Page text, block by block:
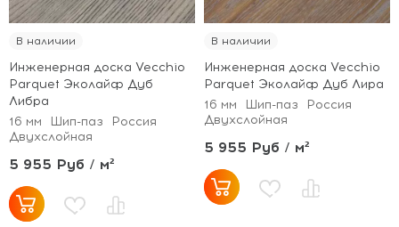
В наличии
Инженерная доска Vecchio
Parquet Эколайф Дуб
Либра
16 мм
Шип-паз
Россия
Двухслойная
5 955 Руб / м²
В наличии
Инженерная доска Vecchio
Parquet Эколайф Дуб Лира
16 мм
Шип-паз
Россия
Двухслойная
5 955 Руб / м²